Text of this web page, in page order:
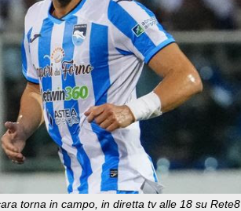
torna in campo, in diretta tv alle 18 su Rete8